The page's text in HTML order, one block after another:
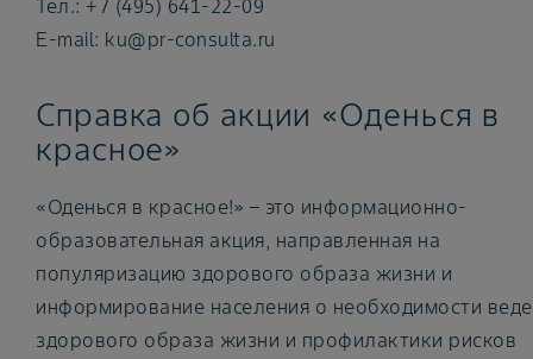
Тел.: +7 (495) 641-22-09
E-mail: ku@pr-consulta.ru
Справка об акции «Оденься в
красное»
«Оденься в красное!» – это информационно-
образовательная акция, направленная на
популяризацию здорового образа жизни и
информирование населения о необходимости
здорового образа жизни и профилактики рисков